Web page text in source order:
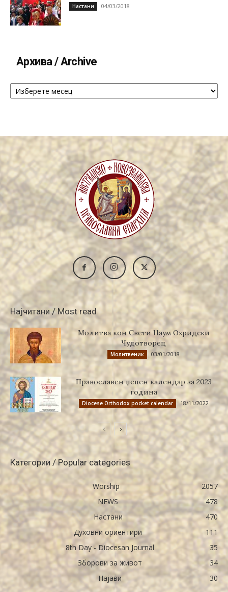
Настани 04/03/2018
Архива / Archive
Архива
Најчитани / Most read
Молитва кон Свети Наум Охридски
Чудотворец
Молитвеник 03/01/2018
Православен џепен календар за 2023
година
Diocese Orthodox pocket calendar 18/11/2022
Категории / Popular categories
Worship
2057
NEWS
478
Настани
470
Духовни ориентири
111
8th Day - Diocesan Journal
35
Зборови за живот
34
Најави
30